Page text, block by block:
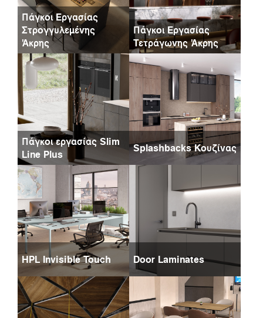
Πάγκοι Εργασίας
Στρογγυλεμένης
Άκρης
Πάγκοι Εργασίας
Τετράγωνης Άκρης
Πάγκοι εργασίας Slim
Line Plus
Splashbacks Κουζίνας
HPL Invisible Touch Door Laminates